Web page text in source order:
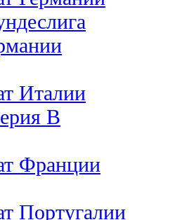
Италии
B
Франции
Португалии